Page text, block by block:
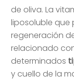
de oliva. La
liposoluble que
regeneración
relacionado
determinados
y cuello de la